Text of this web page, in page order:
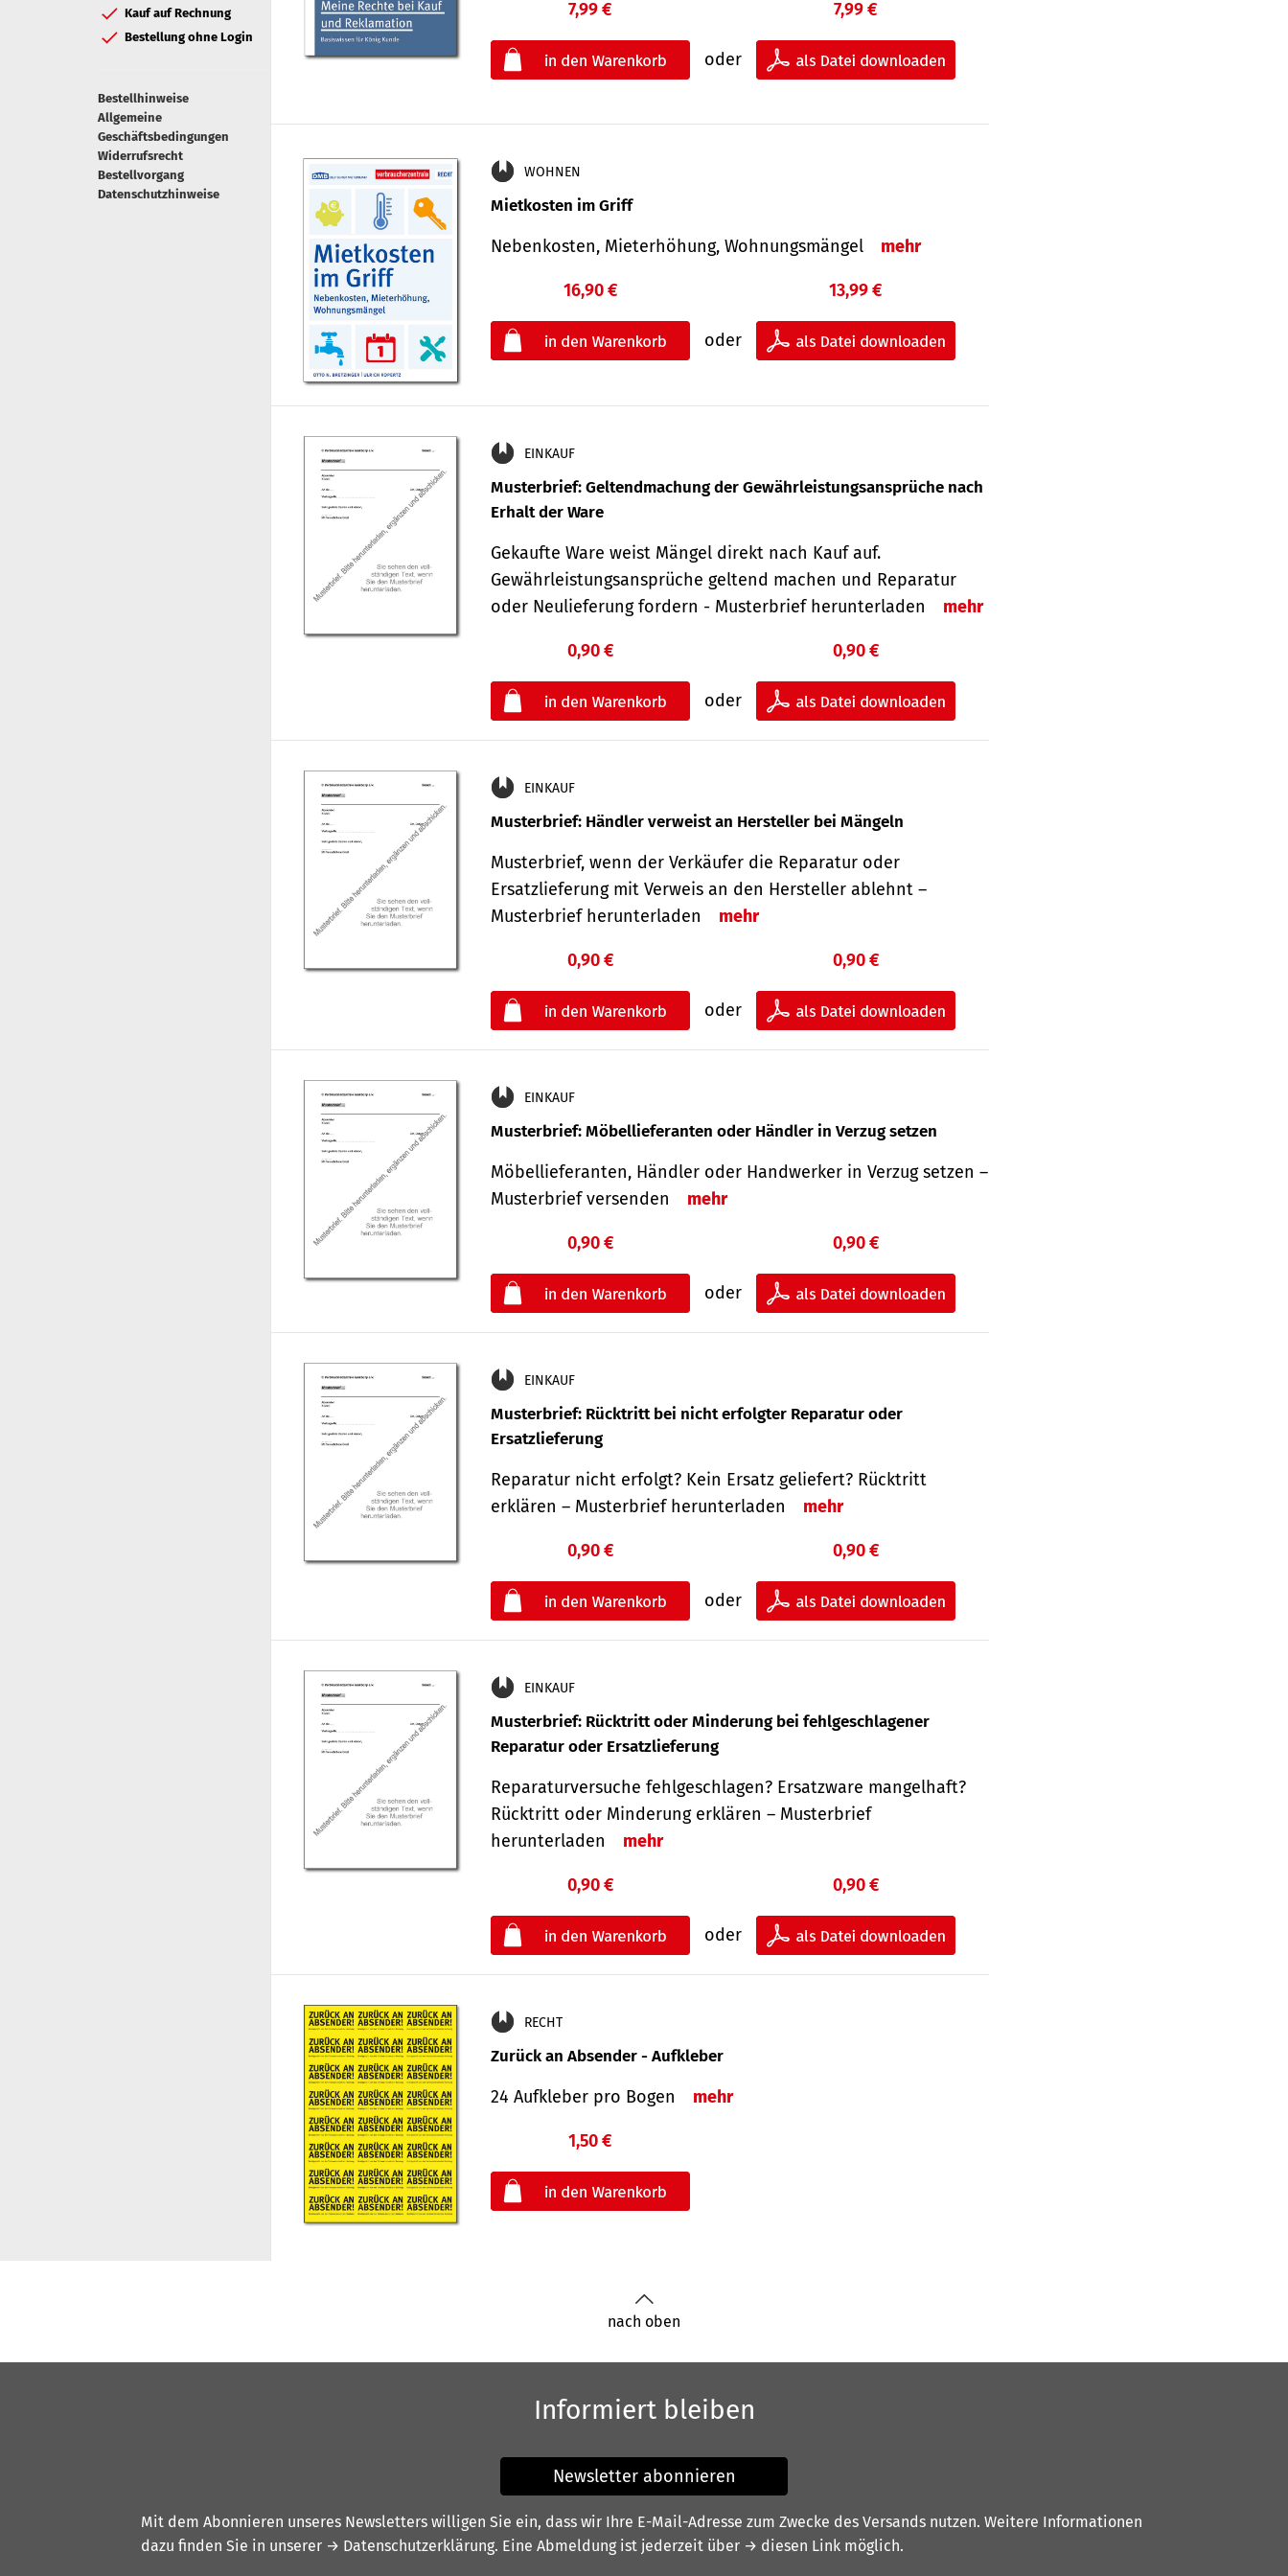
Kauf auf Rechnung
Bestellung ohne Login
Bestellhinweise
Allgemeine
Geschäftsbedingungen
Widerrufsrecht
Bestellvorgang
Datenschutzhinweise
7,99 €
oder
7,99 €
WOHNEN
Mietkosten im Griff
Nebenkosten, Mieterhöhung, Wohnungsmängel mehr
16,90 €
oder
13,99 €
EINKAUF
Musterbrief: Geltendmachung der Gewährleistungsansprüche nach
Erhalt der Ware
Gekaufte Ware weist Mängel direkt nach Kauf auf.
Gewährleistungsansprüche geltend machen und Reparatur
oder Neulieferung fordern - Musterbrief herunterladen
mehr
0,90 €
oder
0,90 €
EINKAUF
Musterbrief: Händler verweist an Hersteller bei Mängeln
Musterbrief, wenn der Verkäufer die Reparatur oder
Ersatzlieferung mit Verweis an den Hersteller ablehnt –
Musterbrief herunterladen
mehr
0,90 €
oder
0,90 €
EINKAUF
Musterbrief: Möbellieferanten oder Händler in Verzug setzen
Möbellieferanten, Händler oder Handwerker in Verzug setzen –
Musterbrief versenden
mehr
0,90 €
oder
0,90 €
EINKAUF
Musterbrief: Rücktritt bei nicht erfolgter Reparatur oder
Ersatzlieferung
Reparatur nicht erfolgt? Kein Ersatz geliefert? Rücktritt
erklären – Musterbrief herunterladen
mehr
0,90 €
oder
0,90 €
EINKAUF
Musterbrief: Rücktritt oder Minderung bei fehlgeschlagener
Reparatur oder Ersatzlieferung
Reparaturversuche fehlgeschlagen? Ersatzware mangelhaft?
Rücktritt oder Minderung erklären – Musterbrief
herunterladen
mehr
0,90 €
oder
0,90 €
RECHT
Zurück an Absender - Aufkleber
24 Aufkleber pro Bogen mehr
1,50 €
nach oben
Informiert bleiben
Newsletter abonnieren
Mit dem Abonnieren unseres Newsletters willigen Sie ein, dass wir Ihre E-Mail-Adresse zum Zwecke des Versands nutzen. Weitere Informationen
dazu finden Sie in unserer → Datenschutzerklärung. Eine Abmeldung ist jederzeit über → diesen Link möglich.